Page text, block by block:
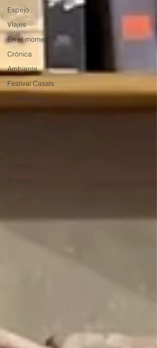
Espejo
Viajes
En el momento
Crónica
Ambiente
Festival Casals
In Memoriam
Arquitectura
Ciencia
Crónica